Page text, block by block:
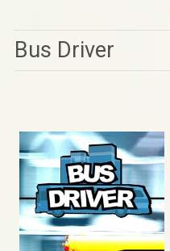
Bus Driver